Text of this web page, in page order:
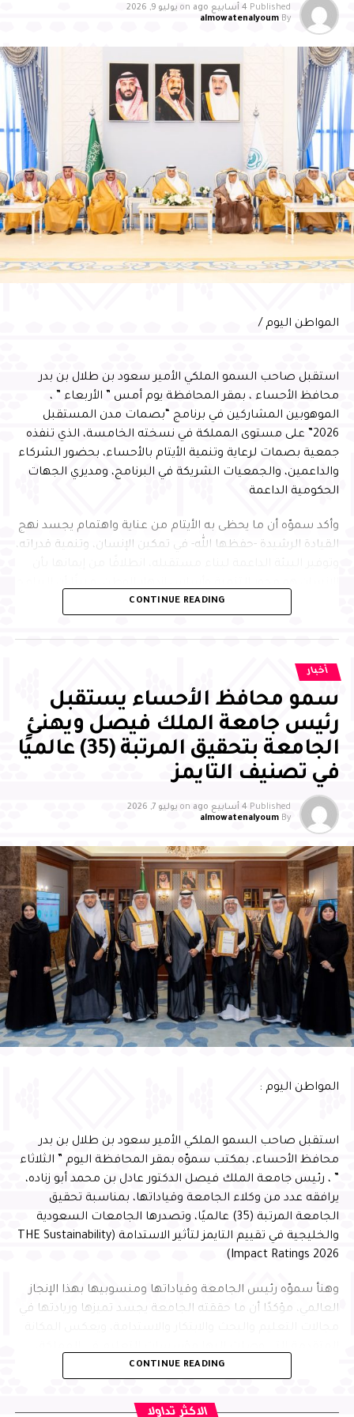
مقارنة بعام 2024، وتصدر برنامج تقييم جودة مرافق وخدمات
وأشاد سمو محافظ الأحساء بالدعم الكبير الذي توليه القيادة
الرشيدة -حفظها الله- لقطاع الطيران والمطارات، مؤكدًا أن هذا
الدعم أسهم في تطوير البنية التحتية ورفع كفاءة الخدمات ، بما
انعكس على أداء مطارات الدمام، ومن بينها مطار الأحساء
الدولي، مثمنًا جهود شركة مطارات الدمام في تطوير مطار
الأحساء الدولي، والارتقاء بجودة خدماته، وتوسيع شبكة
الرحلات، وتحسين تجربة المسافرين، مؤكدًا أهمية مواصلة
العمل بما يواكب مستهدفات رؤية السعودية 2030، ويعزز
مكانة الأحساء وجهةً اقتصاديةً وسياحيةً ولوجستيةً واعدةً
وعبّر المهندس الحسني عن شكره لسمو محافظ الأحساء على
دعمه واهتمامه المستمر بتطوير منظومة النقل الجوي
التشغيل، بما يسهم في الارتقاء بتجربة المسافرين، وتقديم
Published 4 أسابيع ago on يوليو 9, 2026
By
almowatenalyoum
المواطن اليوم /
استقبل صاحب السمو الملكي الأمير سعود بن طلال بن بدر
محافظ الأحساء ، بمقر المحافظة يوم أمس ” الأربعاء ” ،
الموهوبين المشاركين في برنامج “بصمات مدن المستقبل
2026” على مستوى المملكة في نسخته الخامسة، الذي تنفذه
جمعية بصمات لرعاية وتنمية الأيتام بالأحساء، بحضور الشركاء
والداعمين، والجمعيات الشريكة في البرنامج، ومديري الجهات
الحكومية الداعمة
وأكد سموّه أن ما يحظى به الأيتام من عناية واهتمام يجسد نهج
القيادة الرشيدة -حفظها الله- في تمكين الإنسان، وتنمية قدراته،
النوعية التي تجمع التعليم والابتكار وبناء الشخصية تسهم في
الإسهام بفاعلية في مسيرة التنمية، وتحقيق مستهدفات رؤية
وأشاد سمو محافظ الأحساء بالجهود التي تبذلها جمعية
بصمات لرعاية وتنمية الأيتام بالأحساء، وما تقدمه من مبادرات
وبرامج نوعية أسهمت في تمكين الأيتام علميًا ومهاريًا
واجتماعيًا، وتنمية قدراتهم، وتعزيز ثقتهم بأنفسهم، وإيجاد بيئة
محفزة للإبداع والتميز، مثمنًا دور الشركاء والداعمين والجهات
الحكومية في إنجاح البرنامج، مؤكدًا أن تكامل الجهود بين
القطاع غير الربحي والجهات الحكومية والقطاع الخاص يمثل
ركيزة أساسية لتعظيم الأثر المستدام، وتعزيز المسؤولية
المجتمعية، وتمكين الأجيال الواعدة من الإسهام في بناء
مستقبل الوطن
بها المحافظة في استضافة البرامج الوطنية النوعية، ويؤكد ما
مستهدفات رؤية المملكة 2030
وأعرب عضو مجلس إدارة جمعية بصمات المشرف العلمي على
الأحساء، على دعمه المتواصل واهتمامه الكبير ببرامج الجمعية
CONTINUE READING
أخبار
سمو محافظ الأحساء يستقبل
رئيس جامعة الملك فيصل ويهنئ
الجامعة بتحقيق المرتبة (35) عالميًا
في تصنيف التايمز
Published 4 أسابيع ago on يوليو 7, 2026
By
almowatenalyoum
المواطن اليوم :
استقبل صاحب السمو الملكي الأمير سعود بن طلال بن بدر
محافظ الأحساء، بمكتب سموّه بمقر المحافظة اليوم ” الثلاثاء
” ، رئيس جامعة الملك فيصل الدكتور عادل بن محمد أبو زناده،
يرافقه عدد من وكلاء الجامعة وقياداتها، بمناسبة تحقيق
الجامعة المرتبة (35) عالميًا، وتصدرها الجامعات السعودية
والخليجية في تقييم التايمز لتأثير الاستدامة (THE Sustainability
Impact Ratings 2026)
وهنأ سموّه رئيس الجامعة وقياداتها ومنسوبيها بهذا الإنجاز
العالمي، مؤكدًا أن ما حققته الجامعة يجسد تميزها وريادتها في
بفضل ما تحظى به من دعم وتمكين من القيادة الرشيدة -أيدها
المملكة وحضورها في المؤشرات الدولية، متمنيًا للجامعة
CONTINUE READING
الاكثر تداولا